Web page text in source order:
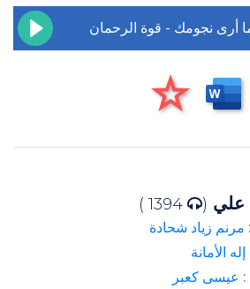
أرى نجومك - قوة الرحمان
(
مرنم زياد شحادة
إله الأمانة
: عيسى كعبر